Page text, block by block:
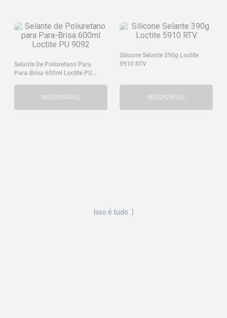
Selante De Poliuretano Para
Para-Brisa 600ml Loctite PU
INDISPONÍVEL
Silicone Selante 390g Loctite
5910 RTV
INDISPONÍVEL
Isso é tudo :)